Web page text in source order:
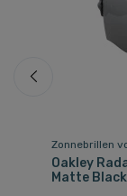
Zonnebrillen
Oakley
Matte Black